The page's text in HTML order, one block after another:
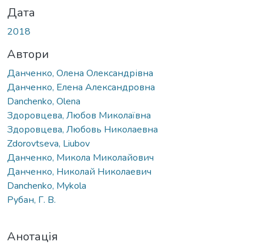
Дата
2018
Автори
Данченко, Олена Олександрівна
Данченко, Елена Александровна
Danchenko, Olena
Здоровцева, Любов Миколаївна
Здоровцева, Любовь Николаевна
Zdorovtseva, Liubov
Данченко, Микола Миколайович
Данченко, Николай Николаевич
Danchenko, Mykola
Рубан, Г. В.
Анотація